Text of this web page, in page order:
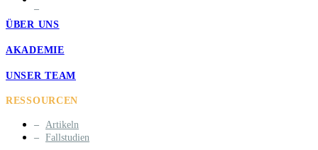
ÜBER UNS
AKADEMIE
UNSER TEAM
RESSOURCEN
Artikeln
Fallstudien